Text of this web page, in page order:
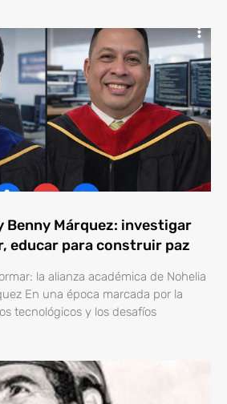
Benny Márquez: investigar
educar para construir paz
la alianza académica de Nohelia
En una época marcada por la
tecnológicos y los desafíos